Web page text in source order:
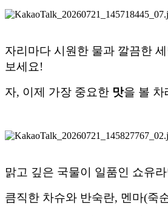
자리마다 시원한 물과 깔끔한
보세요!
자, 이제 가장 중요한 맛을 볼 차
맑고 깊은 국물이 일품인 쇼유
큼직한 차슈와 반숙란, 멘마(죽